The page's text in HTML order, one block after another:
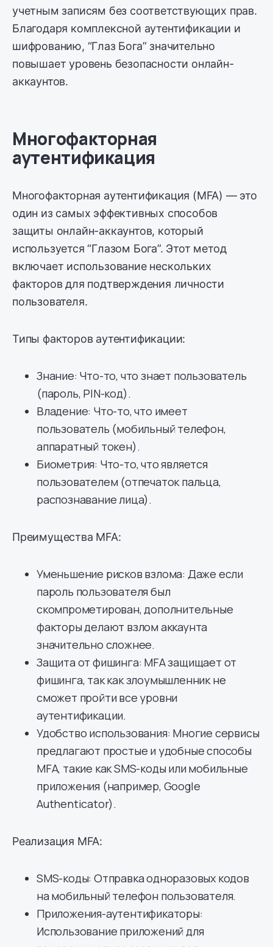
учетным записям без соответствующих прав.
Благодаря комплексной аутентификации и
шифрованию, “Глаз Бога” значительно
повышает уровень безопасности онлайн-
аккаунтов.
Многофакторная
аутентификация
Многофакторная аутентификация (MFA) — это
один из самых эффективных способов
защиты онлайн-аккаунтов, который
используется “Глазом Бога”. Этот метод
включает использование нескольких
факторов для подтверждения личности
пользователя.
Типы факторов аутентификации:
Знание: Что-то, что знает пользователь
(пароль, PIN-код).
Владение: Что-то, что имеет
пользователь (мобильный телефон,
аппаратный токен).
Биометрия: Что-то, что является
пользователем (отпечаток пальца,
распознавание лица).
Преимущества MFA:
Уменьшение рисков взлома: Даже если
пароль пользователя был
скомпрометирован, дополнительные
факторы делают взлом аккаунта
значительно сложнее.
Защита от фишинга: MFA защищает от
фишинга, так как злоумышленник не
сможет пройти все уровни
аутентификации.
Удобство использования: Многие сервисы
предлагают простые и удобные способы
MFA, такие как SMS-коды или мобильные
приложения (например, Google
Authenticator).
Реализация MFA:
SMS-коды: Отправка одноразовых кодов
на мобильный телефон пользователя.
Приложения-аутентификаторы:
Использование приложений для